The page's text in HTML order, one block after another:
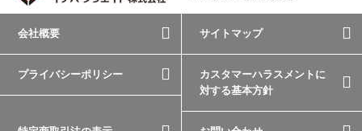
会社概要 サイトマップ
プライバシーポリシー
カスタマーハラスメントに
対する基本方針